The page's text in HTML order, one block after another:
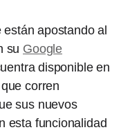
apostando al
su Google
disponible en
corren
sus nuevos
esta funcionalidad